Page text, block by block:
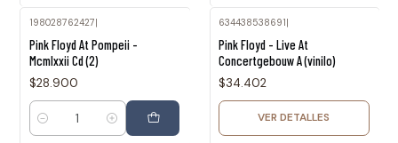
198028762427|
Pink Floyd At Pompeii -
Mcmlxxii Cd (2)
$28.900
Cantidad
634438538691|
Pink Floyd - Live At
Concertgebouw A (vinilo)
$34.402
VER DETALLES